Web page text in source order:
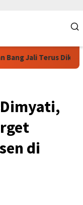
Jali Terus Dikawal
di